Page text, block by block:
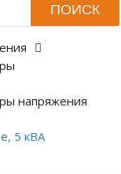
ПОИСК
напряжения
5 кВА